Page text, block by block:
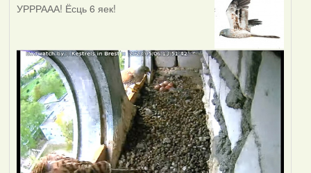
УРРРААА! Ёсць 6 яек!